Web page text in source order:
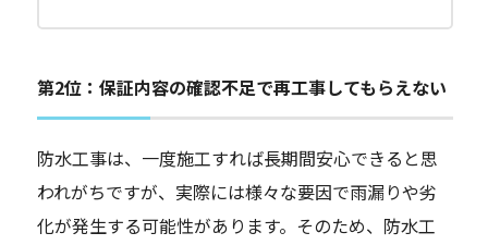
第2位：保証内容の確認不足で再工事してもらえない
防水工事は、一度施工すれば長期間安心できると思
われがちですが、実際には様々な要因で雨漏りや劣
化が発生する可能性があります。そのため、防水工